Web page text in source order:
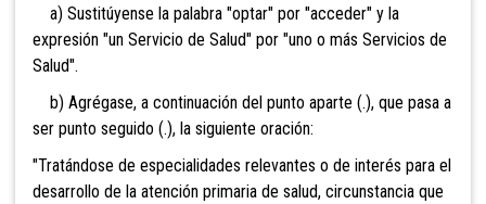
a) Sustitúyense la palabra "optar" por "acceder" y la
expresión "un Servicio de Salud" por "uno o más Servicios de
Salud".
b) Agrégase, a continuación del punto aparte (.), que pasa a
ser punto seguido (.), la siguiente oración:
"Tratándose de especialidades relevantes o de interés para el
desarrollo de la atención primaria de salud, circunstancia que